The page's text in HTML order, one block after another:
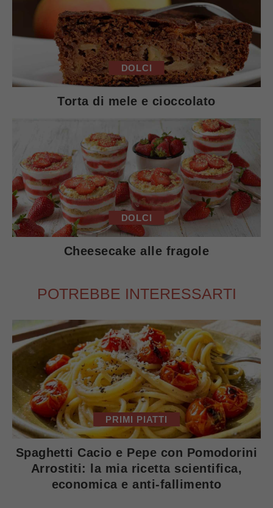
DOLCI
Torta di mele e cioccolato
DOLCI
Cheesecake alle fragole
POTREBBE INTERESSARTI
PRIMI PIATTI
Spaghetti Cacio e Pepe con Pomodorini
Arrostiti: la mia ricetta scientifica,
economica e anti-fallimento